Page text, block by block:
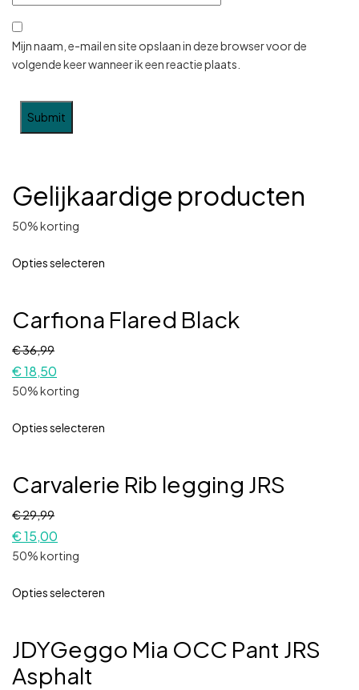
Mijn naam, e-mail en site opslaan in deze browser voor de
volgende keer wanneer ik een reactie plaats.
Gelijkaardige producten
50% korting
Opties selecteren
Carfiona Flared Black
€36,99
€18,50
50% korting
Opties selecteren
Carvalerie Rib legging JRS
€29,99
€15,00
50% korting
Opties selecteren
JDYGeggo Mia OCC Pant JRS
Asphalt